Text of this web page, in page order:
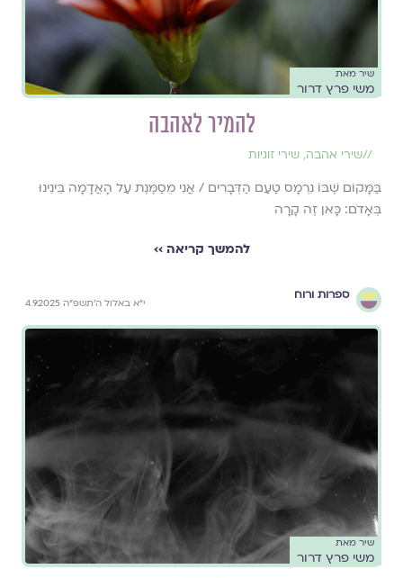
שיר מאת
משי פרץ דרור
להמיר לאהבה
//שירי אהבה, שירי זוגיות
בַּמָּקוֹם שֶׁבּוֹ נִרְמָס טַעַם הַדְּבָרִים / אֲנִי מְסַמֶּנֶת עַל הָאֲדָמָה בֵּינֵינוּ
בְּאָדֹם: כָּאן זֶה קָרָה
להמשך קריאה ››
ספרות ורוח
י״א באלול ה׳תשפ״ה 4.9.2025
שיר מאת
משי פרץ דרור